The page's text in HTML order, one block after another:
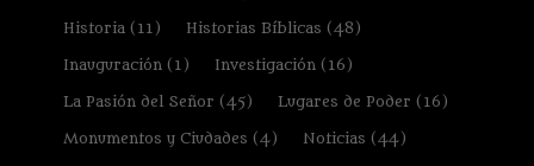
Historia(11) Historias Bíblicas (48)
Inauguración(1) Investigación(16)
La Pasión del Señor (45) Lugares de Poder (16)
Monumentos y Ciudades (4) Noticias (44)